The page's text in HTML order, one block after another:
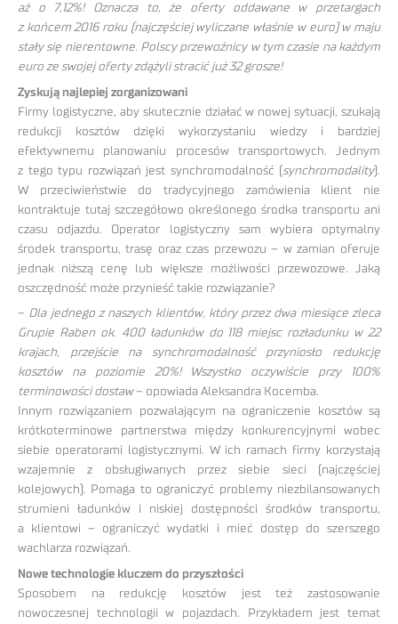
aż o 7,12%! Oznacza to, że oferty oddawane w przetargach
z końcem 2016 roku (najczęściej wyliczane właśnie w euro) w maju
stały się nierentowne. Polscy przewoźnicy w tym czasie na każdym
euro ze swojej oferty zdążyli stracić już 32 grosze!
Zyskują najlepiej zorganizowani
Firmy logistyczne, aby skutecznie działać w nowej sytuacji, szukają
redukcji kosztów dzięki wykorzystaniu wiedzy i bardziej
efektywnemu planowaniu procesów transportowych. Jednym
z tego typu rozwiązań jest synchromodalność (synchromodality).
W przeciwieństwie do tradycyjnego zamówienia klient nie
kontraktuje tutaj szczegółowo określonego środka transportu ani
czasu odjazdu. Operator logistyczny sam wybiera optymalny
środek transportu, trasę oraz czas przewozu – w zamian oferuje
jednak niższą cenę lub większe możliwości przewozowe. Jaką
oszczędność może przynieść takie rozwiązanie?
– Dla jednego z naszych klientów, który przez dwa miesiące zleca
Grupie Raben ok. 400 ładunków do 118 miejsc rozładunku w 22
krajach, przejście na synchromodalność przyniosło redukcję
kosztów na poziomie 20%! Wszystko oczywiście przy 100%
terminowości dostaw– opowiada Aleksandra Kocemba.
Innym rozwiązaniem pozwalającym na ograniczenie kosztów są
krótkoterminowe partnerstwa między konkurencyjnymi wobec
siebie operatorami logistycznymi. W ich ramach firmy korzystają
wzajemnie z obsługiwanych przez siebie sieci (najczęściej
kolejowych). Pomaga to ograniczyć problemy niezbilansowanych
strumieni ładunków i niskiej dostępności środków transportu,
a klientowi – ograniczyć wydatki i mieć dostęp do szerszego
wachlarza rozwiązań.
Nowe technologie kluczem do przyszłości
Sposobem na redukcję kosztów jest też zastosowanie
nowoczesnej technologii w pojazdach. Przykładem jest temat